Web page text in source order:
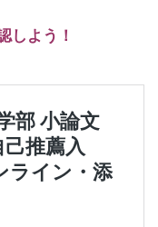
しよう！